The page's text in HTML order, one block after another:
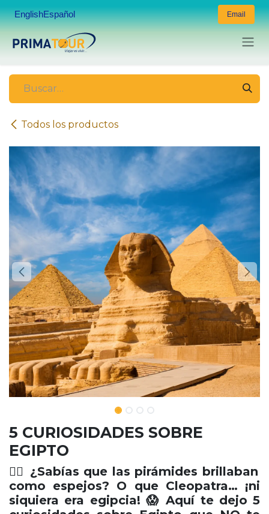
EnglishEspañol Email
Todos los productos
5 CURIOSIDADES SOBRE
EGIPTO
​ 🕵️‍♂️ ¿Sabías que las pirámides brillaban
como espejos? O que Cleopatra… ¡ni
siquiera era egipcia! 😱 Aquí te dejo 5